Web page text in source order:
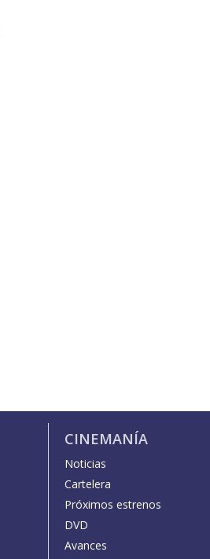
CINEMANÍA
Noticias
Cartelera
Próximos estrenos
DVD
Avances